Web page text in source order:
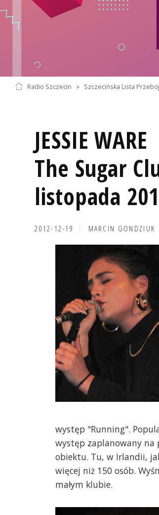
Radio Szczecin » Szczecińska Lista
JESSIE WARE
The Sugar
listopada
2012-12-19 MARCIN GONDZIUK
występ "Running".
występ zaplanowany na
obiektu. Tu, w Irlandii,
więcej niż 150 osób.
małym klubie.